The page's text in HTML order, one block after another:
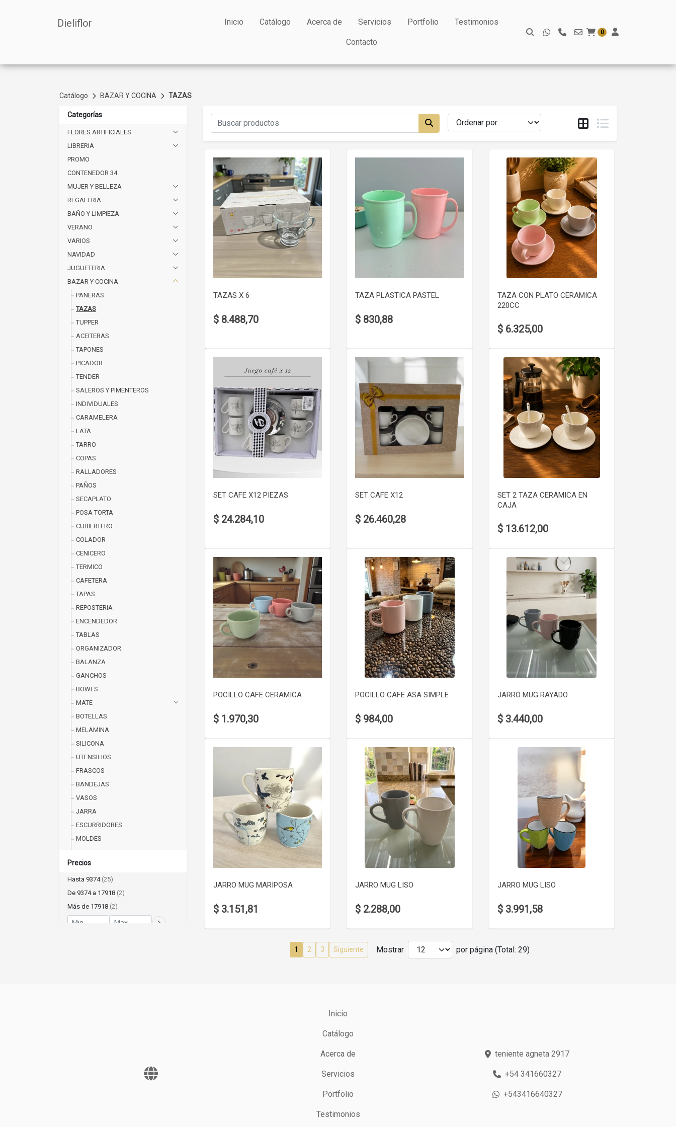
Dieliflor Inicio Catálogo Acerca de Servicios Portfolio Testimonios
Contacto
0
Catálogo BAZAR Y COCINA TAZAS
Categorías
FLORES ARTIFICIALES
LIBRERIA
PROMO
CONTENEDOR 34
MUJER Y BELLEZA
REGALERIA
BAÑO Y LIMPIEZA
VERANO
VARIOS
NAVIDAD
JUGUETERIA
BAZAR Y COCINA
PANERAS
TAZAS
TUPPER
ACEITERAS
TAPONES
PICADOR
TENDER
SALEROS Y PIMENTEROS
INDIVIDUALES
CARAMELERA
LATA
TARRO
COPAS
RALLADORES
PAÑOS
SECAPLATO
POSA TORTA
CUBIERTERO
COLADOR
CENICERO
TERMICO
CAFETERA
TAPAS
REPOSTERIA
ENCENDEDOR
TABLAS
ORGANIZADOR
BALANZA
GANCHOS
BOWLS
MATE
BOTELLAS
MELAMINA
SILICONA
UTENSILIOS
FRASCOS
BANDEJAS
VASOS
JARRA
ESCURRIDORES
MOLDES
Precios
Hasta 9374 (25)
De 9374 a 17918 (2)
Más de 17918 (2)
TAZAS X 6
$ 8.488,70
TAZA PLASTICA PASTEL
$ 830,88
TAZA CON PLATO CERAMICA
220CC
$ 6.325,00
VER DETALLE
SET CAFE X12 PIEZAS
$ 24.284,10
SET CAFE X12
$ 26.460,28
SET 2 TAZA CERAMICA EN
CAJA
$ 13.612,00
VER DETALLE
POCILLO CAFE CERAMICA
$ 1.970,30
VER DETALLE
POCILLO CAFE ASA SIMPLE
$ 984,00
VER DETALLE
JARRO MUG RAYADO
$ 3.440,00
VER DETALLE
JARRO MUG MARIPOSA
$ 3.151,81
VER DETALLE
JARRO MUG LISO
$ 2.288,00
VER DETALLE
JARRO MUG LISO
$ 3.991,58
VER DETALLE
1 2 3 Siguiente Mostrar por página (Total: 29)
Inicio
Catálogo
Acerca de
Servicios
Portfolio
Testimonios
teniente agneta 2917
+54 341660327
+543416640327